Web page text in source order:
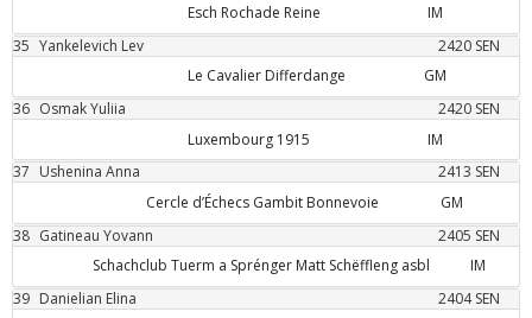
Esch Rochade Reine
IM
35 Yankelevich Lev 2420 SEN
Le Cavalier Differdange
GM
36 OsmakYuliia 2420 SEN
Luxembourg 1915
IM
37 Ushenina Anna 2413 SEN
Cercle d’Échecs Gambit Bonnevoie
GM
38 Gatineau Yovann 2405 SEN
Schachclub Tuerm a Sprénger Matt Schëffleng asbl
IM
39 Danielian Elina 2404 SEN